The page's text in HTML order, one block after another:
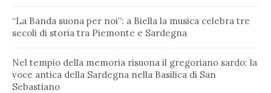
“La Banda suona per noi”: a Biella la musica celebra tre
secoli di storia tra Piemonte e Sardegna
Nel tempio della memoria risuona il gregoriano sardo: la
voce antica della Sardegna nella Basilica di San
Sebastiano